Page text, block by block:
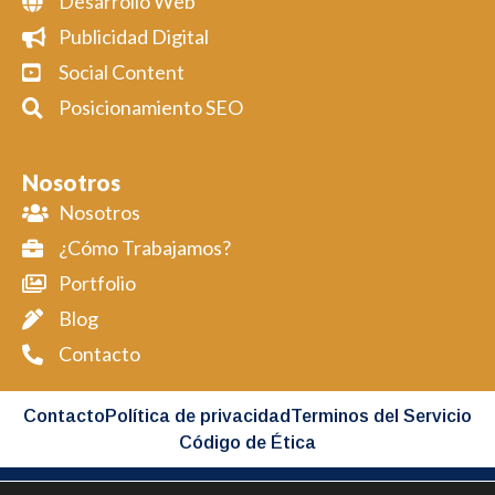
Publicidad Digital
Social Content
Posicionamiento SEO
Nosotros
Nosotros
¿Cómo Trabajamos?
Portfolio
Blog
Contacto
Contacto Política de privacidad Terminos del Servicio
Código de Ética